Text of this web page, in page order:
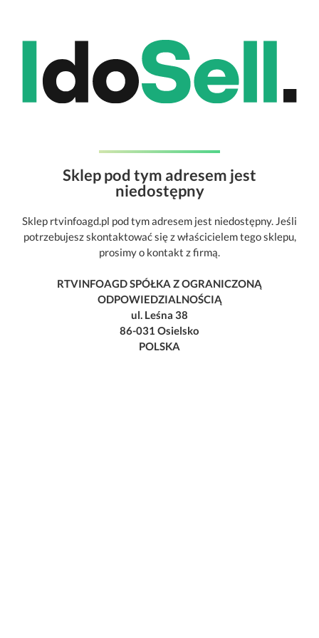
Sklep pod tym adresem jest
niedostępny
Sklep rtvinfoagd.pl pod tym adresem jest niedostępny. Jeśli
potrzebujesz skontaktować się z właścicielem tego sklepu,
prosimy o kontakt z firmą.
RTVINFOAGD SPÓŁKA Z OGRANICZONĄ
ODPOWIEDZIALNOŚCIĄ
ul. Leśna 38
86-031 Osielsko
POLSKA